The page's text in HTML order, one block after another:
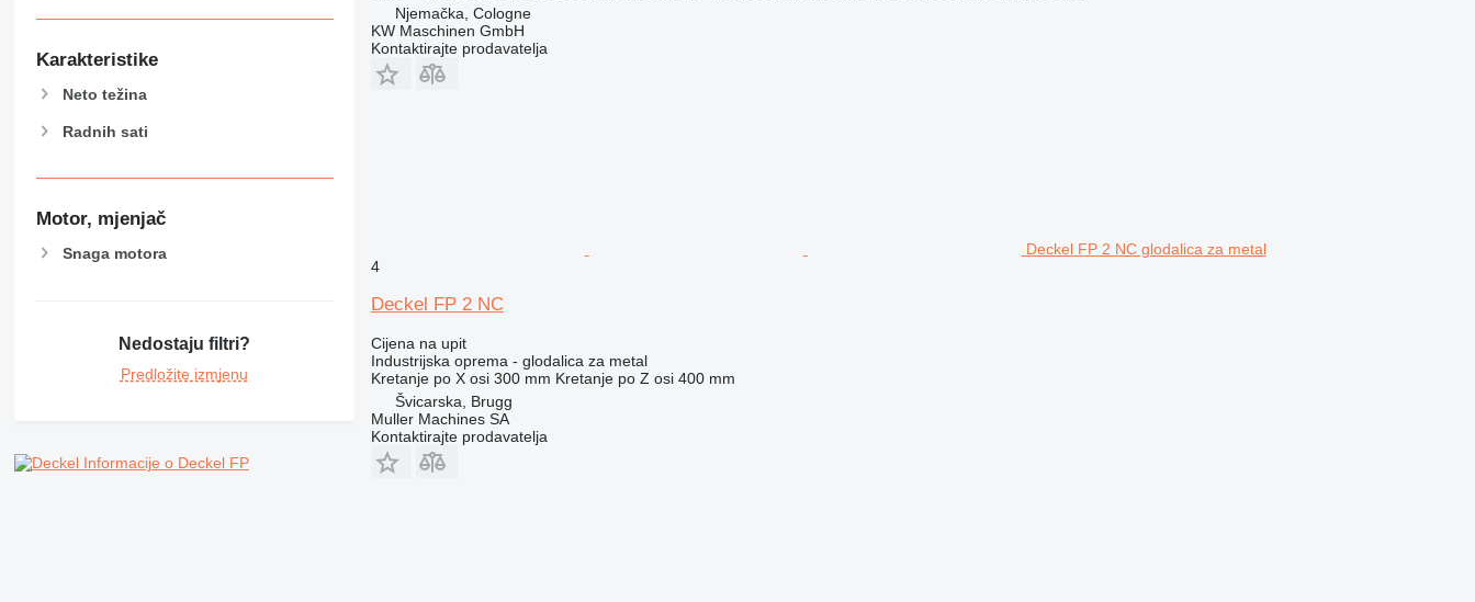
Karakteristike
Neto težina
Radnih sati
Motor, mjenjač
Snaga motora
Nedostaju filtri?
Predložite izmjenu
Informacije o Deckel FP
Njemačka, Cologne
KW Maschinen GmbH
Kontaktirajte prodavatelja
Deckel FP 2 NC glodalica za metal
4
Deckel FP 2 NC
Cijena na upit
Industrijska oprema - glodalica za metal
Kretanje po X osi 300 mm Kretanje po Z osi 400 mm
Švicarska, Brugg
Muller Machines SA
Kontaktirajte prodavatelja